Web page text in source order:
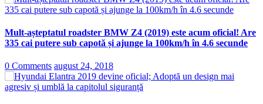
Mult-așteptatul roadster BMW Z4 (2019) este acum oficial! Are
335 cai putere sub capotă și ajunge la 100km/h în 4.6 secunde
0 Comments august 24, 2018